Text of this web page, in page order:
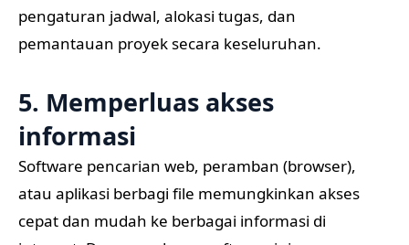
pengaturan jadwal, alokasi tugas, dan
pemantauan proyek secara keseluruhan.
5. Memperluas akses
informasi
Software pencarian web, peramban (browser),
atau aplikasi berbagi file memungkinkan akses
cepat dan mudah ke berbagai informasi di